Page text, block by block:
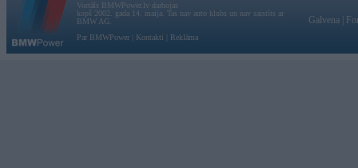
Vortāls BMWPower.lv darbojas
kopš 2002. gada 14. maija. Tas nav auto klubs un nav saistīts ar
BMW AG.
Par BMWPower
Kontakti Reklāma
Galvena